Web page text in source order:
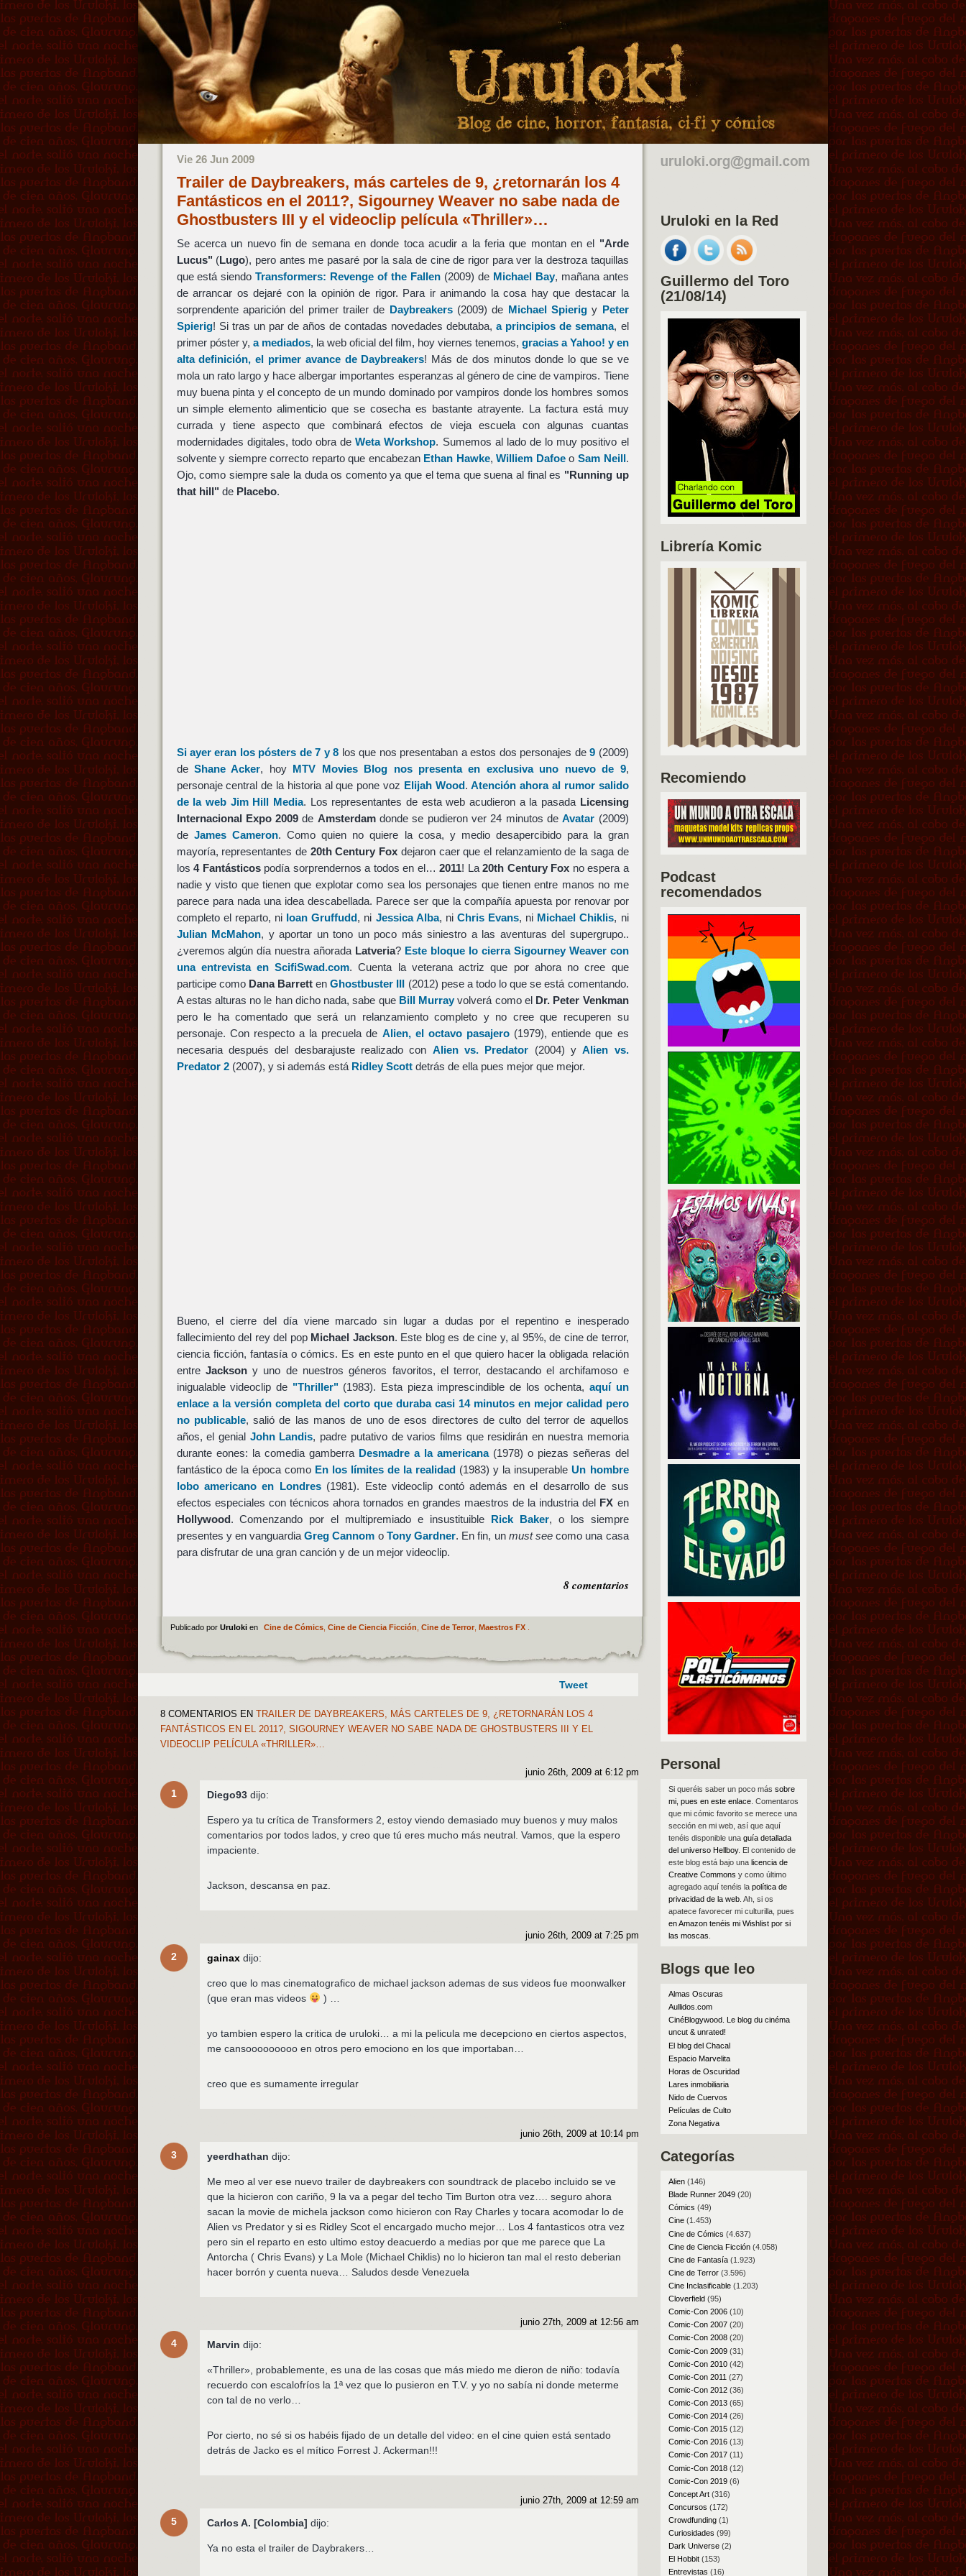
Vie 26 Jun 2009
Trailer de Daybreakers, más carteles de 9, ¿retornarán los 4
Fantásticos en el 2011?, Sigourney Weaver no sabe nada de
Ghostbusters III y el videoclip película «Thriller»…
Se acerca un nuevo fin de semana en donde toca acudir a la feria que montan en el "Arde
Lucus" (Lugo), pero antes me pasaré por la sala de cine de rigor para ver la destroza taquillas
que está siendoTransformers: Revenge of the Fallen (2009) de Michael Bay, mañana antes
de arrancar os dejaré con la opinión de rigor. Para ir animando la cosa hay que destacar la
sorprendente aparición del primer trailer de Daybreakers(2009) de Michael Spierigy Peter
Spierig! Si tras un par de años de contadas novedades debutaba,a principios de semana, el
primer póster y, a mediados, la web oficial del film, hoy viernes tenemos, gracias a Yahoo! y en
alta definición, el primer avance de Daybreakers! Más de dos minutos donde lo que se ve
mola un rato largo y hace albergar importantes esperanzas al género de cine de vampiros. Tiene
muy buena pinta y el concepto de un mundo dominado por vampiros donde los hombres somos
un simple elemento alimenticio que se cosecha es bastante atrayente. La factura está muy
currada y tiene aspecto que combinará efectos de vieja escuela con algunas cuantas
modernidades digitales, todo obra deWeta Workshop. Sumemos al lado de lo muy positivo el
solvente y siempre correcto reparto que encabezan Ethan Hawke,Williem DafoeoSam Neill.
Ojo, como siempre sale la duda os comento ya que el tema que suena al final es "Running up
that hill" de Placebo.
Si ayer eran los pósters de 7 y 8 los que nos presentaban a estos dos personajes de9 (2009)
de Shane Acker, hoy MTV Movies Blog nos presenta en exclusiva uno nuevo de 9,
personaje central de la historia al que pone voz Elijah Wood.Atención ahora al rumor salido
de la web Jim Hill Media. Los representantes de esta web acudieron a la pasada Licensing
Internacional Expo 2009 de Amsterdamdonde se pudieron ver 24 minutos deAvatar (2009)
de James Cameron. Como quien no quiere la cosa, y medio desapercibido para la gran
mayoría, representantes de 20th Century Fox dejaron caer que el relanzamiento de la saga de
los4 Fantásticospodía sorprendernos a todos en el…2011! La20th Century Fox no espera a
nadie y visto que tienen que explotar como sea los personajes que tienen entre manos no me
parece para nada una idea descabellada. Parece ser que la compañía apuesta por renovar por
completo el reparto, ni Ioan Gruffudd, ni Jessica Alba, ni Chris Evans, ni Michael Chiklis, ni
Julian McMahon, y aportar un tono un poco más siniestro a las aventuras del supergrupo..
¿veremos algún día nuestra añorada Latveria? Este bloque lo cierra Sigourney Weaver con
una entrevista en ScifiSwad.com. Cuenta la veterana actriz que por ahora no cree que
participe como Dana BarrettenGhostbuster III (2012) pese a todo lo que se está comentando.
A estas alturas no le han dicho nada, sabe que Bill Murray volverá como el Dr. Peter Venkman
pero le ha comentado que será un relanzamiento completo y no cree que recuperen su
personaje. Con respecto a la precuela de Alien, el octavo pasajero(1979), entiende que es
necesaria después del desbarajuste realizado con Alien vs. Predator (2004) yAlien vs.
Predator 2(2007), y si además está Ridley Scottdetrás de ella pues mejor que mejor.
Bueno, el cierre del día viene marcado sin lugar a dudas por el repentino e inesperado
fallecimiento del rey del pop Michael Jackson. Este blog es de cine y, al 95%, de cine de terror,
ciencia ficción, fantasía o cómics. Es en este punto en el que quiero hacer la obligada relación
entre Jacksony uno de nuestros géneros favoritos, el terror, destacando el archifamoso e
inigualable videoclip de "Thriller" (1983). Esta pieza imprescindible de los ochenta, aquí un
enlace a la versión completa del corto que duraba casi 14 minutos en mejor calidad pero
no publicable, salió de las manos de uno de esos directores de culto del terror de aquellos
años, el genial John Landis, padre putativo de varios films que residirán en nuestra memoria
durante eones: la comedia gamberra Desmadre a la americana(1978) o piezas señeras del
fantástico de la época como En los límites de la realidad (1983) y la insuperable Un hombre
lobo americano en Londres(1981). Este videoclip contó además en el desarrollo de sus
efectos especiales con técnicos ahora tornados en grandes maestros de la industria del FX en
Hollywood. Comenzando por el multipremiado e insustituible Rick Baker, o los siempre
presentes y en vanguardiaGreg Cannom o Tony Gardner. En fin, un must seecomo una casa
para disfrutar de una gran canción y de un mejor videoclip.
8 comentarios
Publicado por Uruloki en Cine de Cómics, Cine de Ciencia Ficción Cine de Terror, Maestros FX.
Tweet
8 COMENTARIOS EN TRAILER DE DAYBREAKERS, MÁS CARTELES DE 9, ¿RETORNARÁN LOS 4
FANTÁSTICOS EN EL 2011?, SIGOURNEY WEAVER NO SABE NADA DE GHOSTBUSTERS III Y EL
VIDEOCLIP PELÍCULA «THRILLER»…
1
junio 26th, 2009 at 6:12 pm
Diego93 dijo:
Espero ya tu crítica de Transformers 2, estoy viendo demasiado muy buenos y muy malos
comentarios por todos lados, y creo que tú eres mucho más neutral. Vamos, que la espero
impaciente.
Jackson, descansa en paz.
2
junio 26th, 2009 at 7:25 pm
gainax dijo:
creo que lo mas cinematografico de michael jackson ademas de sus videos fue moonwalker
(que eran mas videos
) …
yo tambien espero la critica de uruloki… a mi la pelicula me decepciono en ciertos aspectos,
me cansooooooooo en otros pero emociono en los que importaban…
creo que es sumamente irregular
3
junio 26th, 2009 at 10:14 pm
yeerdhathan dijo:
Me meo al ver ese nuevo trailer de daybreakers con soundtrack de placebo incluido se ve
que la hicieron con cariño, 9 la va a pegar del techo Tim Burton otra vez…. seguro ahora
sacan la movie de michela jackson como hicieron con Ray Charles y tocara acomodar lo de
Alien vs Predator y si es Ridley Scot el encargado mucho mejor… Los 4 fantasticos otra vez
pero sin el reparto en esto ultimo estoy deacuerdo a medias por que me parece que La
Antorcha ( Chris Evans) y La Mole (Michael Chiklis) no lo hicieron tan mal el resto deberian
hacer borrón y cuenta nueva… Saludos desde Venezuela
4
junio 27th, 2009 at 12:56 am
Marvin dijo:
«Thriller», probablemente, es una de las cosas que más miedo me dieron de niño: todavía
recuerdo con escalofríos la 1ª vez que lo pusieron en T.V. y yo no sabía ni donde meterme
con tal de no verlo…
Por cierto, no sé si os habéis fijado de un detalle del video: en el cine quien está sentado
detrás de Jacko es el mítico Forrest J. Ackerman!!!
5
junio 27th, 2009 at 12:59 am
Carlos A. [Colombia] dijo:
Ya no esta el trailer de Daybrakers…
Uruloki en la Red
Guillermo del Toro
(21/08/14)
Librería Komic
Recomiendo
Podcast
recomendados
Personal
Si queréis saber un poco más sobre
mi, pues en este enlace. Comentaros
que mi cómic favorito se merece una
sección en mi web, así que aquí
tenéis disponible una guía detallada
del universo Hellboy. El contenido de
este blog está bajo una licencia de
Creative Commons y como último
agregado aquí tenéis la política de
privacidad de la web. Ah, si os
apatece favorecer mi culturilla, pues
en Amazon tenéis mi Wishlist por si
las moscas
Blogs que leo
Almas Oscuras
Aullidos.com
CinéBlogywood. Le blog du cinéma
uncut & unrated!
El blog del Chacal
Espacio Marvelita
Horas de Oscuridad
Lares inmobiliaria
Nido de Cuervos
Películas de Culto
Zona Negativa
Categorías
Alien(146)
Blade Runner 2049(20)
Cómics (49)
Cine(1.453)
Cine de Cómics (4.637)
Cine de Ciencia Ficción(4.058)
Cine de Fantasía(1.923)
Cine de Terror(3.596)
Cine Inclasificable(1.203)
Cloverfield(95)
Comic-Con 2006(10)
Comic-Con 2007(20)
Comic-Con 2008(20)
Comic-Con 2009(31)
Comic-Con 2010(42)
Comic-Con 2011 (27)
Comic-Con 2012(36)
Comic-Con 2013(65)
Comic-Con 2014(26)
Comic-Con 2015(12)
Comic-Con 2016(13)
Comic-Con 2017(11)
Comic-Con 2018(12)
Comic-Con 2019(6)
Concept Art(316)
Concursos (172)
Crowdfunding(1)
Curiosidades (99)
Dark Universe(2)
El Hobbit(153)
Entrevistas (16)